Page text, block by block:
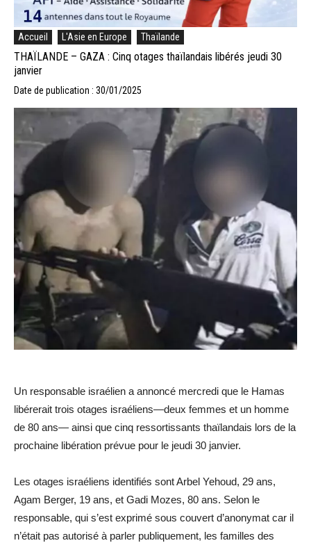
Accueil L'Asie en Europe Thaïlande
THAÏLANDE – GAZA : Cinq otages thaïlandais libérés jeudi 30
janvier
Date de publication : 30/01/2025
Un responsable israélien a annoncé mercredi que le Hamas
libérerait trois otages israéliens—deux femmes et un homme
de 80 ans— ainsi que cinq ressortissants thaïlandais lors de la
prochaine libération prévue pour le jeudi 30 janvier.
Les otages israéliens identifiés sont Arbel Yehoud, 29 ans,
Agam Berger, 19 ans, et Gadi Mozes, 80 ans. Selon le
responsable, qui s’est exprimé sous couvert d’anonymat car il
n’était pas autorisé à parler publiquement, les familles des